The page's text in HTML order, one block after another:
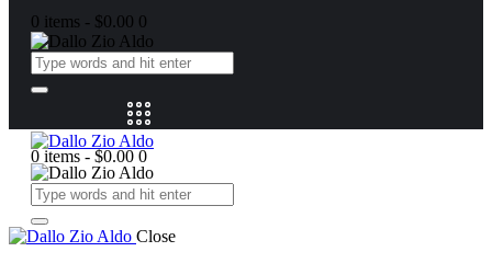
0 items - $0.00 0
0 items - $0.00 0
Close